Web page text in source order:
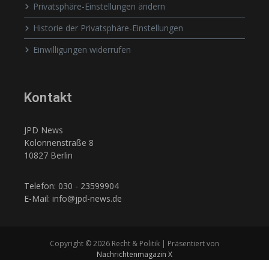
Privatsphäre-Einstellungen ändern
Historie der Privatsphäre-Einstellungen
Einwilligungen widerrufen
Kontakt
JPD News
Kolonnenstraße 8
10827 Berlin
Telefon: 030 - 23599904
E-Mail: info@jpd-news.de
Copyright © 2026 Recht & Politik | Präsentiert von
Nachrichtenmagazin X